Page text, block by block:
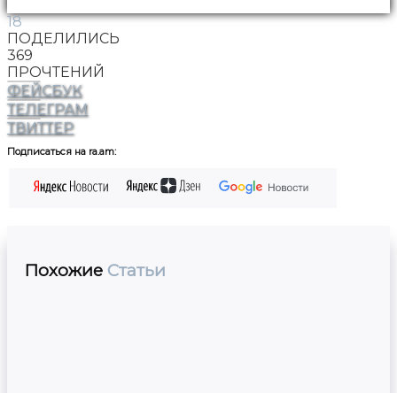
18
ПОДЕЛИЛИСЬ
369
ПРОЧТЕНИЙ
ФЕЙСБУК
ТЕЛЕГРАМ
ТВИТТЕР
Подписаться на ra.am:
Похожие Статьи